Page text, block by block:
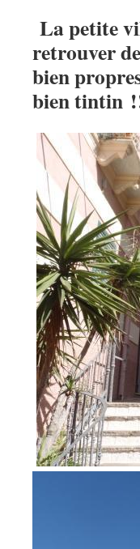
La petite
retrouver
bien
bien tintin